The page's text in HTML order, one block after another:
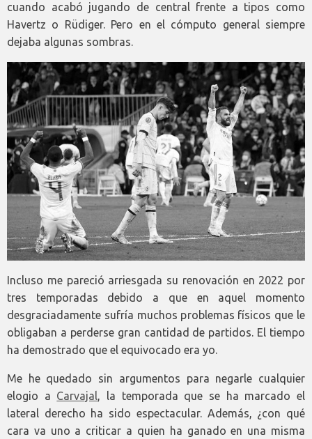
cuando acabó jugando de central frente a tipos como
Havertz o Rüdiger. Pero en el cómputo general siempre
dejaba algunas sombras.
Incluso me pareció arriesgada su renovación en 2022 por
tres temporadas debido a que en aquel momento
desgraciadamente sufría muchos problemas físicos que le
obligaban a perderse gran cantidad de partidos. El tiempo
ha demostrado que el equivocado era yo.
Me he quedado sin argumentos para negarle cualquier
elogio a Carvajal, la temporada que se ha marcado el
lateral derecho ha sido espectacular. Además, ¿con qué
cara va uno a criticar a quien ha ganado en una misma